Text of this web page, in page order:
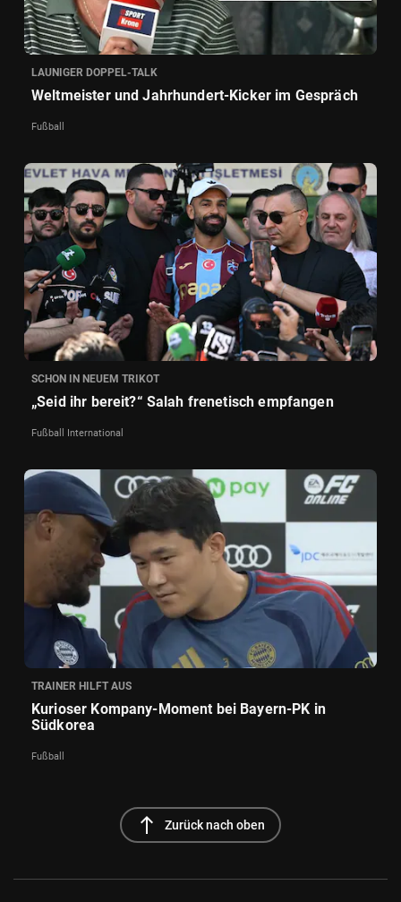
LAUNIGER DOPPEL-TALK
Weltmeister und Jahrhundert-Kicker im Gespräch
Fußball
SCHON IN NEUEM TRIKOT
„Seid ihr bereit?“ Salah frenetisch empfangen
Fußball International
TRAINER HILFT AUS
Kurioser Kompany-Moment bei Bayern-PK in
Südkorea
Fußball
north Zurück nach oben